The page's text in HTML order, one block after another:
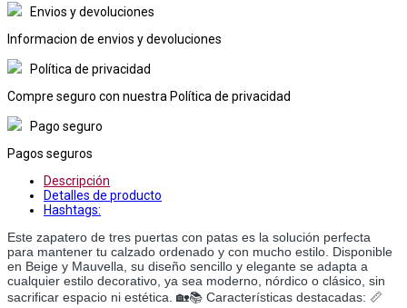
Envios y devoluciones
Informacion de envios y devoluciones
Política de privacidad
Compre seguro con nuestra Política de privacidad
Pago seguro
Pagos seguros
Descripción
Detalles de producto
Hashtags:
Este zapatero de tres puertas con patas es la solución perfecta
para mantener tu calzado ordenado y con mucho estilo. Disponible
en Beige y Mauvella, su diseño sencillo y elegante se adapta a
cualquier estilo decorativo, ya sea moderno, nórdico o clásico, sin
sacrificar espacio ni estética. 🏡📚 Características destacadas: 📏